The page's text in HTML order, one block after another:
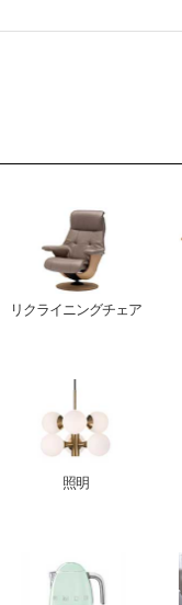
リクライニングチェア
照明